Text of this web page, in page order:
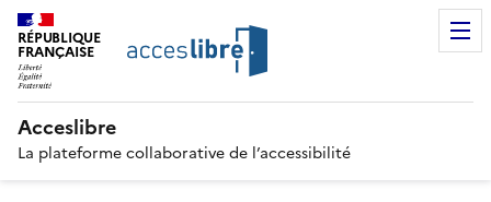
RÉPUBLIQUE
FRANÇAISE
Acceslibre
La plateforme collaborative de l’accessibilité